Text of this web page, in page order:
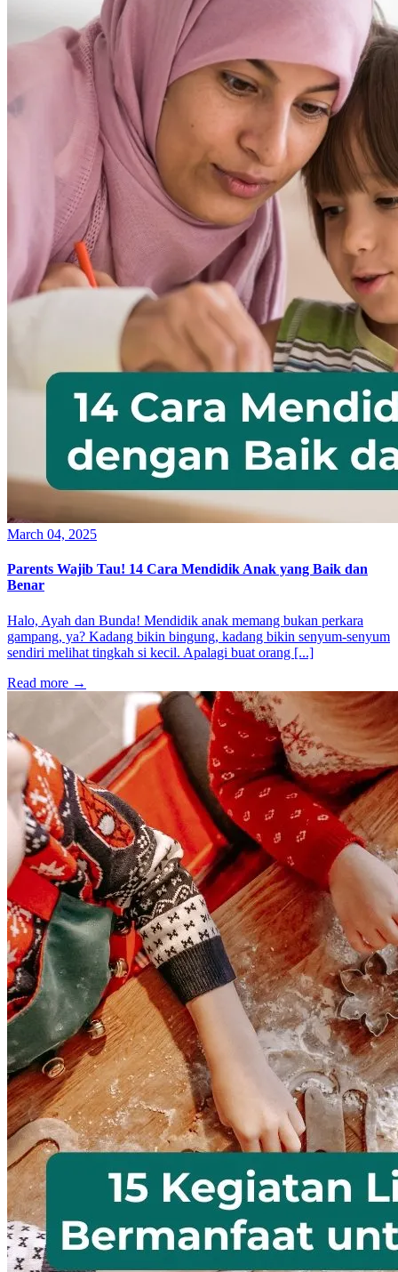
March 04, 2025
Parents Wajib Tau! 14 Cara Mendidik Anak yang Baik dan
Benar
Halo, Ayah dan Bunda! Mendidik anak memang bukan perkara
gampang, ya? Kadang bikin bingung, kadang bikin senyum-senyum
sendiri melihat tingkah si kecil. Apalagi buat orang [...]
Read more →